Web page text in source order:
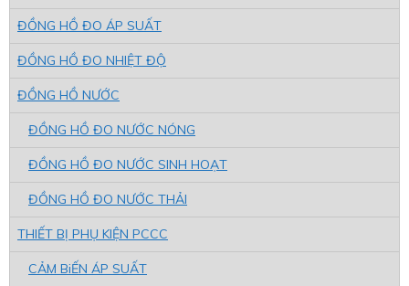
ĐỒNG HỒ ĐO ÁP SUẤT
ĐỒNG HỒ ĐO NHIỆT ĐỘ
ĐỒNG HỒ NƯỚC
ĐỒNG HỒ ĐO NƯỚC NÓNG
ĐỒNG HỒ ĐO NƯỚC SINH HOẠT
ĐỒNG HỒ ĐO NƯỚC THẢI
THIẾT BỊ PHỤ KIỆN PCCC
CẢM BiẾN ÁP SUẤT